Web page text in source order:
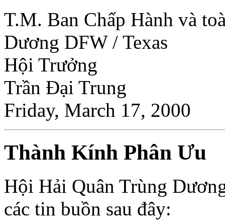
T.M. Ban Chấp Hành và
Dương DFW / Texas
Hội Trưởng
Trần Ðại Trung
Friday, March 17, 2000
Thành Kính Phân Ưu
Hội Hải Quân Trùng
các tin buồn sau đây: